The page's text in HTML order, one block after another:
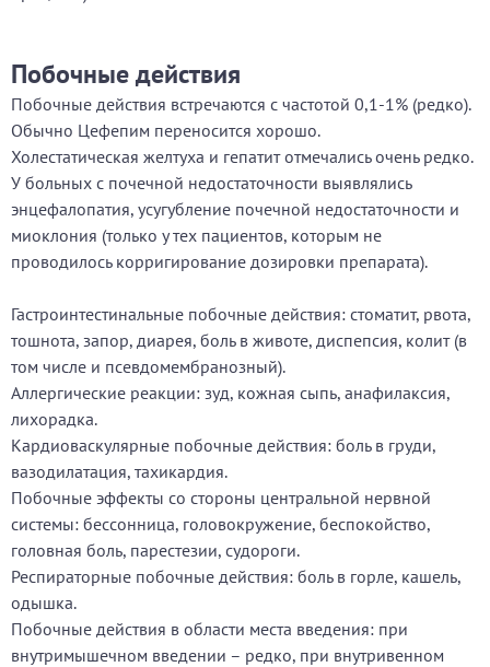
Побочные действия
Побочные действия встречаются с частотой 0,1-1% (редко).
Обычно Цефепим переносится хорошо.
Холестатическая желтуха и гепатит отмечались очень редко.
У больных с почечной недостаточности выявлялись
энцефалопатия, усугубление почечной недостаточности и
миоклония (только у тех пациентов, которым не
проводилось корригирование дозировки препарата).
Гастроинтестинальные побочные действия: стоматит, рвота,
тошнота, запор, диарея, боль в животе, диспепсия, колит (в
том числе и псевдомембранозный).
Аллергические реакции: зуд, кожная сыпь, анафилаксия,
лихорадка.
Кардиоваскулярные побочные действия: боль в груди,
вазодилатация, тахикардия.
Побочные эффекты со стороны центральной нервной
системы: бессонница, головокружение, беспокойство,
головная боль, парестезии, судороги.
Респираторные побочные действия: боль в горле, кашель,
одышка.
Побочные действия в области места введения: при
внутримышечном введении – редко, при внутривенном